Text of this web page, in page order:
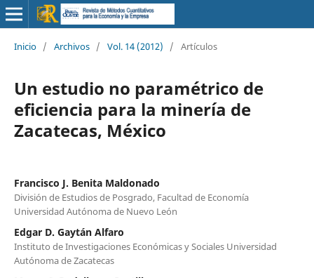
Inicio / Archivos / Vol. 14 (2012) / Artículos
Un estudio no paramétrico de
eficiencia para la minería de
Zacatecas, México
Francisco J. Benita Maldonado
División de Estudios de Posgrado, Facultad de Economía
Universidad Autónoma de Nuevo León
Edgar D. Gaytán Alfaro
Instituto de Investigaciones Económicas y Sociales Universidad
Autónoma de Zacatecas